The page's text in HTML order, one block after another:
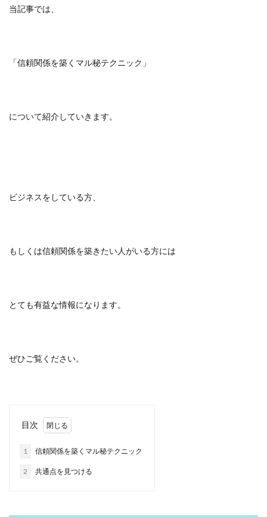
当記事では、
「信頼関係を築くマル秘テクニック」
について紹介していきます。
ビジネスをしている方、
もしくは信頼関係を築きたい人がいる方には
とても有益な情報になります。
ぜひご覧ください。
目次
1 信頼関係を築くマル秘テクニック
2 共通点を見つける